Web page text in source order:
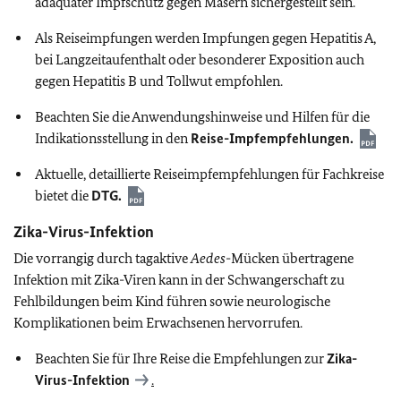
Als Reiseimpfungen werden Impfungen gegen Hepatitis A,
bei Langzeitaufenthalt oder besonderer Exposition auch
gegen Hepatitis B und Tollwut empfohlen.
Beachten Sie die Anwendungshinweise und Hilfen für die
Indikationsstellung in den Reise-Impfempfehlungen.
Aktuelle, detaillierte Reiseimpfempfehlungen für Fachkreise
bietet die DTG.
Zika-Virus-Infektion
Die vorrangig durch tagaktiveAedes-Mücken übertragene
Infektion mit Zika-Viren kann in der Schwangerschaft zu
Fehlbildungen beim Kind führen sowie neurologische
Komplikationen beim Erwachsenen hervorrufen.
Beachten Sie für Ihre Reise die Empfehlungen zurZika-
Virus-Infektion
.